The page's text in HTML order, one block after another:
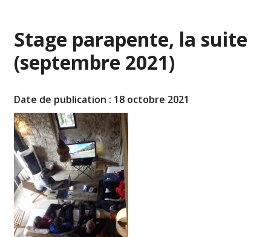
Stage parapente, la suite
(septembre 2021)
Date de publication : 18 octobre 2021